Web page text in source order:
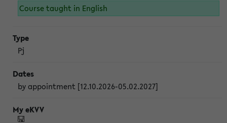
Course taught in English
Pj
by appointment [12.10.2026-05.02.2027]